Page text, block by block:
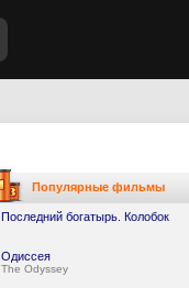
Популярные фильмы
Последний богатырь. Колобок
Одиссея
The Odyssey